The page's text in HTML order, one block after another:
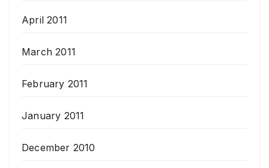
April 2011
March 2011
February 2011
January 2011
December 2010